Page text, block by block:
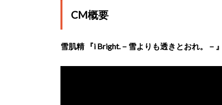
CM概要
雪肌精 『i Bright.－雪よりも透きとおれ。－